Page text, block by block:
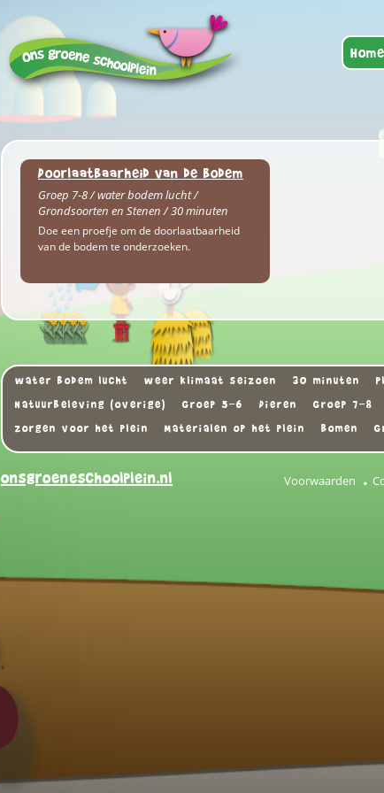
Home
Doorlaatbaarheid van de bodem
Groep 7-8 / water bodem lucht /
Grondsoorten en Stenen / 30 minuten
Doe een proefje om de doorlaatbaarheid
van de bodem te onderzoeken.
water bodem lucht weer klimaat seizoen 30 minuten
Natuurbeleving (overige)
Groep 5-6 Dieren Groep 7-8
zorgen voor het plein
Materialen op het plein Bomen
onsgroeneschoolplein.nl Voorwaarden